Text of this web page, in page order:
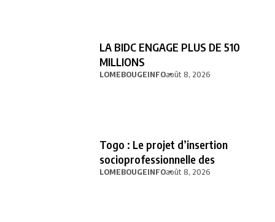
LA BIDC ENGAGE PLUS DE 510
MILLIONS
LOMEBOUGEINFOaoût 8, 2026
Togo : Le projet d’insertion
socioprofessionnelle des
LOMEBOUGEINFOaoût 8, 2026